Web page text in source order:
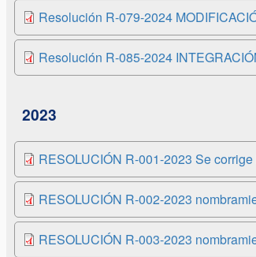
Resolución R-079-2024
Resolución R-085-2024
2023
RESOLUCIÓN R-001-2023 Se
RESOLUCIÓN R-002-2023
RESOLUCIÓN R-003-2023